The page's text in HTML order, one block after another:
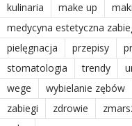
kulinaria
make up
medycyna estetyczna
pielęgnacja
przepisy
stomatologia
trendy
wege
wybielanie zębów
zabiegi
zdrowie